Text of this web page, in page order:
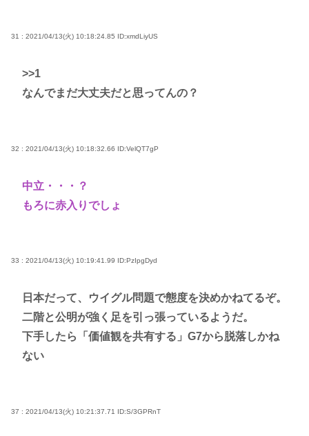
31 : 2021/04/13(火) 10:18:24.85 ID:xmdLiyUS
>>1
なんでまだ大丈夫だと思ってんの？
32 : 2021/04/13(火) 10:18:32.66 ID:VelQT7gP
中立・・・？
もろに赤入りでしょ
33 : 2021/04/13(火) 10:19:41.99 ID:PzIpgDyd
日本だって、ウイグル問題で態度を決めかねてるぞ。
二階と公明が強く足を引っ張っているようだ。
下手したら「価値観を共有する」G7から脱落しかね
ない
37 : 2021/04/13(火) 10:21:37.71 ID:S/3GPRnT